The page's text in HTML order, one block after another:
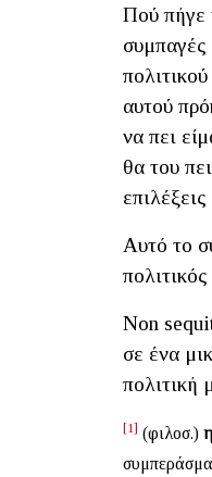
Πού πήγε
αυτού
να πει
θα του
Αυτό το
Non
σε ένα
πολιτική
[1] (φιλοσ.) η